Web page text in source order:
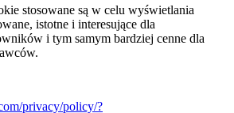
stosowane są w celu wyświetlania
istotne i interesujące dla
i tym samym bardziej cenne dla
privacy/policy/?